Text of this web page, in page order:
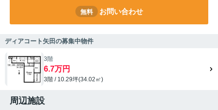
無料 お問い合わせ
ディアコート矢田の募集中物件
3階
6.7万円
3階 / 10.29坪(34.02㎡)
周辺施設